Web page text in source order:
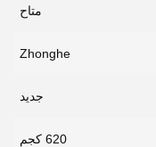
متاح
Zhonghe
جديد
620 كجم